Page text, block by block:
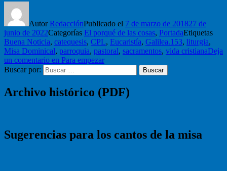
AutorRedacciónPublicado el 7 de marzo de 201827 de
junio de 2022Categorías El porqué de las cosas, PortadaEtiquetas
Buena Noticia, catequesis, CPL, Eucaristía, Galilea.153, liturgia,
Misa Dominical, parroquia, pastoral, sacramentos, vida cristianaDeja
un comentario en Para empezar
Buscar por:
Buscar
Archivo histórico (PDF)
Sugerencias para los cantos de la misa